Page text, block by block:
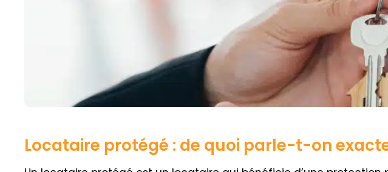
Locataire protégé : de quoi parle-t-on